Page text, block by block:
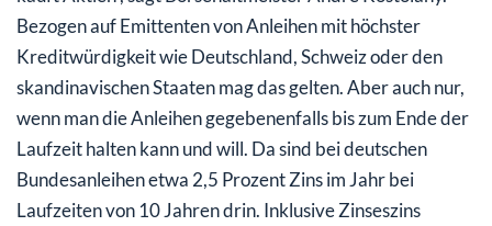
Bezogen auf Emittenten von Anleihen mit höchster
Kreditwürdigkeit wie Deutschland, Schweiz oder den
skandinavischen Staaten mag das gelten. Aber auch nur,
wenn man die Anleihen gegebenenfalls bis zum Ende der
Laufzeit halten kann und will. Da sind bei deutschen
Bundesanleihen etwa 2,5 Prozent Zins im Jahr bei
Laufzeiten von 10 Jahren drin. Inklusive Zinseszins